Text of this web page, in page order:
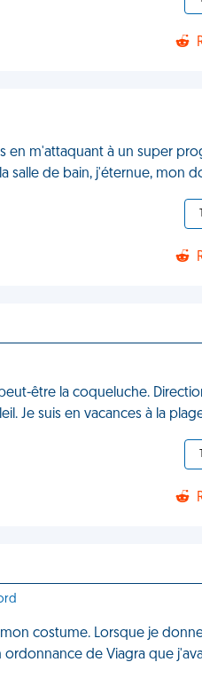
en m'attaquant à un super
salle de bain, j'éternue, mon
être la coqueluche.
Je suis en vacances à la
costume. Lorsque je
de Viagra que